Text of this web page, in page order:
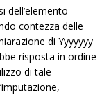
dell’elemento
contezza delle
di Yyyyyyy
risposta in ordine
di tale